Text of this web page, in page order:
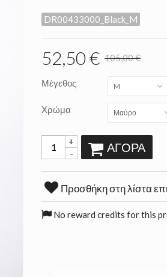
DR00433000_Black_M
52,50 € 105,00 €
Μέγεθος M
Χρώμα Μαύρο
-
+ ΑΓΟΡΆ
Προσθήκη στη λίστα
No reward credits for this